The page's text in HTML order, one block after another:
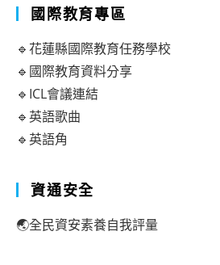
國際教育專區
🔹花蓮縣國際教育任務學校
🔹國際教育資料分享
🔹ICL會議連結
🔹英語歌曲
🔹英語角
資通安全
🌏全民資安素養自我評量